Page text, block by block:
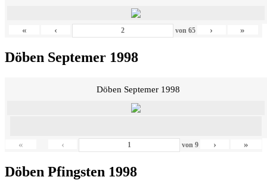
« ‹ von 65 › »
Döben Septemer 1998
Döben Septemer 1998
« ‹ von9 › »
Döben Pfingsten 1998